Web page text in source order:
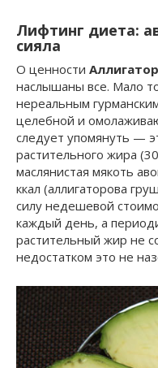
Лифтинг диета:
сияла
О ценности
наслышаны все. Мало
нереальным
целебной и
следует упомянуть —
растительного жира
маслянистая мякоть
ккал (аллигаторова
силу недешевой
каждый день, а
растительный жир не
недостатком это не